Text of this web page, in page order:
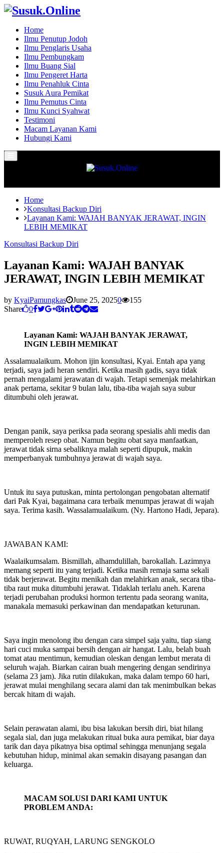
Home
Ilmu Penutup Jodoh
Ilmu Penglaris Usaha
Ilmu Pembungkam
Ilmu Buang Sial
Ilmu Pengeret Harta
Ilmu Penahluk Cinta
Susuk Aura Pemikat
Ilmu Pemutus Cinta
Ilmu Kunci Syahwat
Testimoni
Macam Layanan Kami
Hubungi Kami
Menu
Home
Konsultasi Backup Diri
Layanan Kami: WAJAH BANYAK JERAWAT, INGIN
LEBIH MEMIKAT
Konsultasi Backup Diri
Layanan Kami: WAJAH BANYAK
JERAWAT, INGIN LEBIH MEMIKAT
by KyaiPamungkas June 25, 20250
155
Share
0
Layanan Kami: WAJAH BANYAK JERAWAT,
INGIN LEBIH MEMIKAT
Assalamualaikum. Mohon ijin konsultasi, Kyai. Entah apa yang
terjadi, saya jadi heran sendiri. Ketika masih gadis, saya tidak
pernah mengalami jerawatan di wajah. Tetapi semenjak melahirkan
anak pertama, sekitar 9 bulan lalu, tiba-tiba wajah saya subur
ditumbuhi oleh jerawat.
Dengan panik, saya periksa pada seorang spesialis ahli medis dan
memperoleh resep obat. Namun begitu obat saya manfaatkan,
jerawat tidak sirna sebaliknya malah seperti dipupuk, makin
memperbanyak tumbuhnya jerawat di wajah saya.
Untuk itu saya putuskan, minta pertolongan pengobatan alternatif
dari Pak Kyai, bagaimana cara terbaik menumpas jerawat di wajah
saya. Terima kasih. Wassalamualaikum. (Ny. Hartono Hadi, Jepara).
JAWABAN KAMI:
Waalaikumsalam. Bismillah, alhamdulillah, barokallah. Lazimnya
memang seperti itu yang terjadi. Ketika masih remaja sama sekali
tidak berjerawat. Begitu menikah dan melahirkan anak, secara tiba-
tiba raut muka ditumbuhi jerawat. Tidaklah terlalu aneh. Karena
terjadi perubahan produksi hormon tertentu pada seorang wanita,
manakala memasuki perkawinan dan mendapatkan keturunan.
Saya ingin menolong ibu dengan cara simpel saja yaitu, tiap siang
hari cuci muka sampai bersih dengan air hangat. Lalu, belah buah
tomat atau mentimun, kemudian oleskan dengan lembut merata di
seluruh wajah. Biarkan cairan buah mengering dengan sendirinya
(selama 23 jam). Jika rutin dilakukan, maka dalam tempo 60 hari,
jerawat mulai menghilang secara alami dan tak menimbulkan bekas
bercak hitam di wajah.
Selain perawatan alami, ibu bisa lakukan bersih diri, biat hilang
segala sial, dan juga melakukan ritual buka aura pemikat, biar daya
tarik dan daya pikatnya bisa optimal sehingga menunjang segala
kebutuhan hidup, minimal akan semakin disayang pasangan dan
keluarga.
MACAM SOLUSI DARI KAMI UNTUK
PROBLEM ANDA:
RUWAT, RUQYAH, LARUNG SENGKOLO